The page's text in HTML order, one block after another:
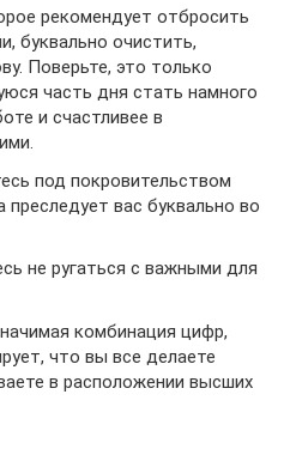
рекомендует отбросить
буквально очистить,
Поверьте, это только
часть дня стать намного
и счастливее в
под покровительством
преследует вас буквально во
не ругаться с важными для
комбинация цифр,
что вы все делаете
в расположении высших